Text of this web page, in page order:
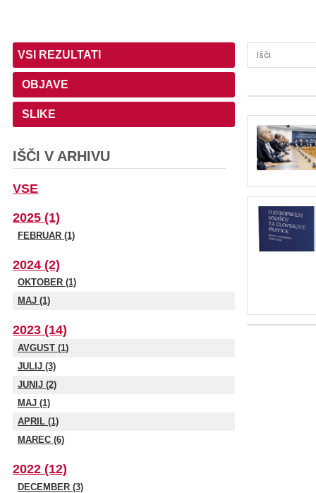
VSI REZULTATI
OBJAVE
SLIKE
IŠČI V ARHIVU
VSE
2025 (1)
FEBRUAR (1)
2024 (2)
OKTOBER (1)
MAJ (1)
2023 (14)
AVGUST (1)
JULIJ (3)
JUNIJ (2)
MAJ (1)
APRIL (1)
MAREC (6)
2022 (12)
DECEMBER (3)